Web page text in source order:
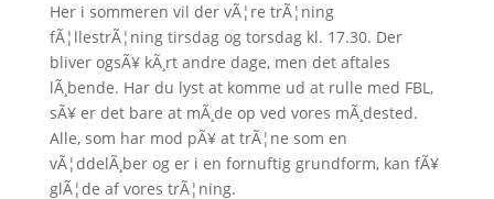
Her i sommeren vil der vÃ¦re trÃ¦ning
fÃ¦llestrÃ¦ning tirsdag og torsdag kl. 17.30. Der
bliver ogsÃ¥ kÃ¸rt andre dage, men det aftales
lÃ¸bende. Har du lyst at komme ud at rulle med FBL,
sÃ¥ er det bare at mÃ¸de op ved vores mÃ¸dested.
Alle, som har mod pÃ¥ at trÃ¦ne som en
vÃ¦ddelÃ¸ber og er i en fornuftig grundform, kan fÃ¥
glÃ¦de af vores trÃ¦ning.